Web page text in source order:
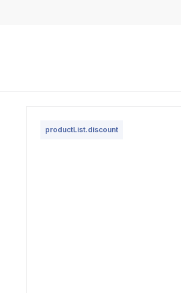
productList.discount